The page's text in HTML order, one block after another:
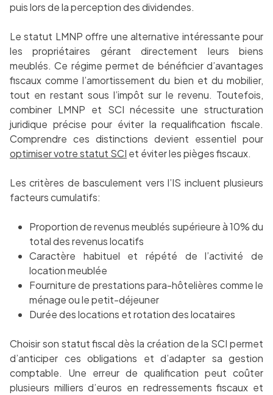
puis lors de la perception des dividendes.
Le statut LMNP offre une alternative intéressante pour
les propriétaires gérant directement leurs biens
meublés. Ce régime permet de bénéficier d’avantages
fiscaux comme l’amortissement du bien et du mobilier,
tout en restant sous l’impôt sur le revenu. Toutefois,
combiner LMNP et SCI nécessite une structuration
juridique précise pour éviter la requalification fiscale.
Comprendre ces distinctions devient essentiel pour
optimiser votre statut SCI et éviter les pièges fiscaux.
Les critères de basculement vers l’IS incluent plusieurs
facteurs cumulatifs:
Proportion de revenus meublés supérieure à 10% du
total des revenus locatifs
Caractère habituel et répété de l’activité de
location meublée
Fourniture de prestations para-hôtelières comme le
ménage ou le petit-déjeuner
Durée des locations et rotation des locataires
Choisir son statut fiscal dès la création de la SCI permet
d’anticiper ces obligations et d’adapter sa gestion
comptable. Une erreur de qualification peut coûter
plusieurs milliers d’euros en redressements fiscaux et